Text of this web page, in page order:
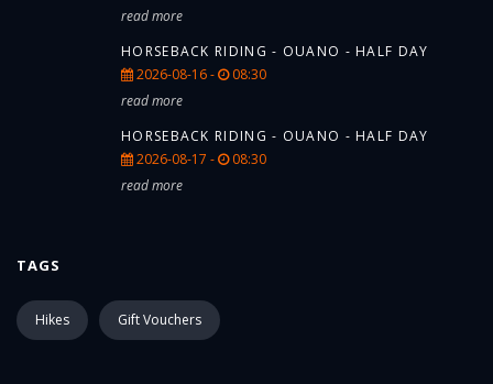
read more
HORSEBACK RIDING - OUANO - HALF DAY
2026-08-16 -
08:30
read more
HORSEBACK RIDING - OUANO - HALF DAY
2026-08-17 -
08:30
read more
TAGS
Hikes Gift Vouchers